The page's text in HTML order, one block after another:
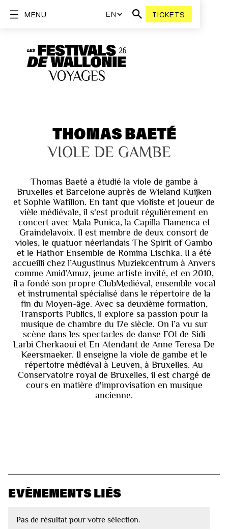
EN TICKETS
MENU
THOMAS BAETÉ
VIOLE DE GAMBE
Thomas Baeté a étudié la viole de gambe à
Bruxelles et Barcelone auprès de Wieland Kuijken
et Sophie Watillon. En tant que violiste et joueur de
vièle médiévale, il s'est produit régulièrement en
concert avec Mala Punica, la Capilla Flamenca et
Graindelavoix. Il est membre de deux consort de
violes, le quatuor néerlandais The Spirit of Gambo
et le Hathor Ensemble de Romina Lischka. Il a été
accueilli chez l’Augustinus Muziekcentrum à Anvers
comme Amid’Amuz, jeune artiste invité, et en 2010,
il a fondé son propre ClubMediéval, ensemble vocal
et instrumental spécialisé dans le répertoire de la
fin du Moyen-âge. Avec sa deuxième formation,
Transports Publics, il explore sa passion pour la
musique de chambre du 17e siècle. On l’a vu sur
scène dans les spectacles de danse FOI de Sidi
Larbi Cherkaoui et En Atendant de Anne Teresa De
Keersmaeker. Il enseigne la viole de gambe et le
répertoire médiéval à Leuven, à Bruxelles. Au
Conservatoire royal de Bruxelles, il est chargé de
cours en matière d'improvisation en musique
ancienne.
EVÈNEMENTS LIÉS
Pas de résultat pour votre sélection.